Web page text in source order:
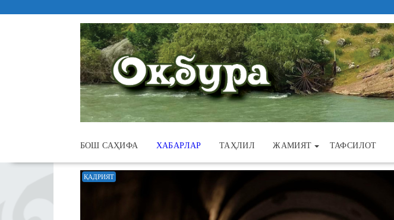
БОШ САҲИФА ХАБАРЛАР ТАҲЛИЛ ЖАМИЯТ ТАФСИЛОТ
ҚАДРИЯТ